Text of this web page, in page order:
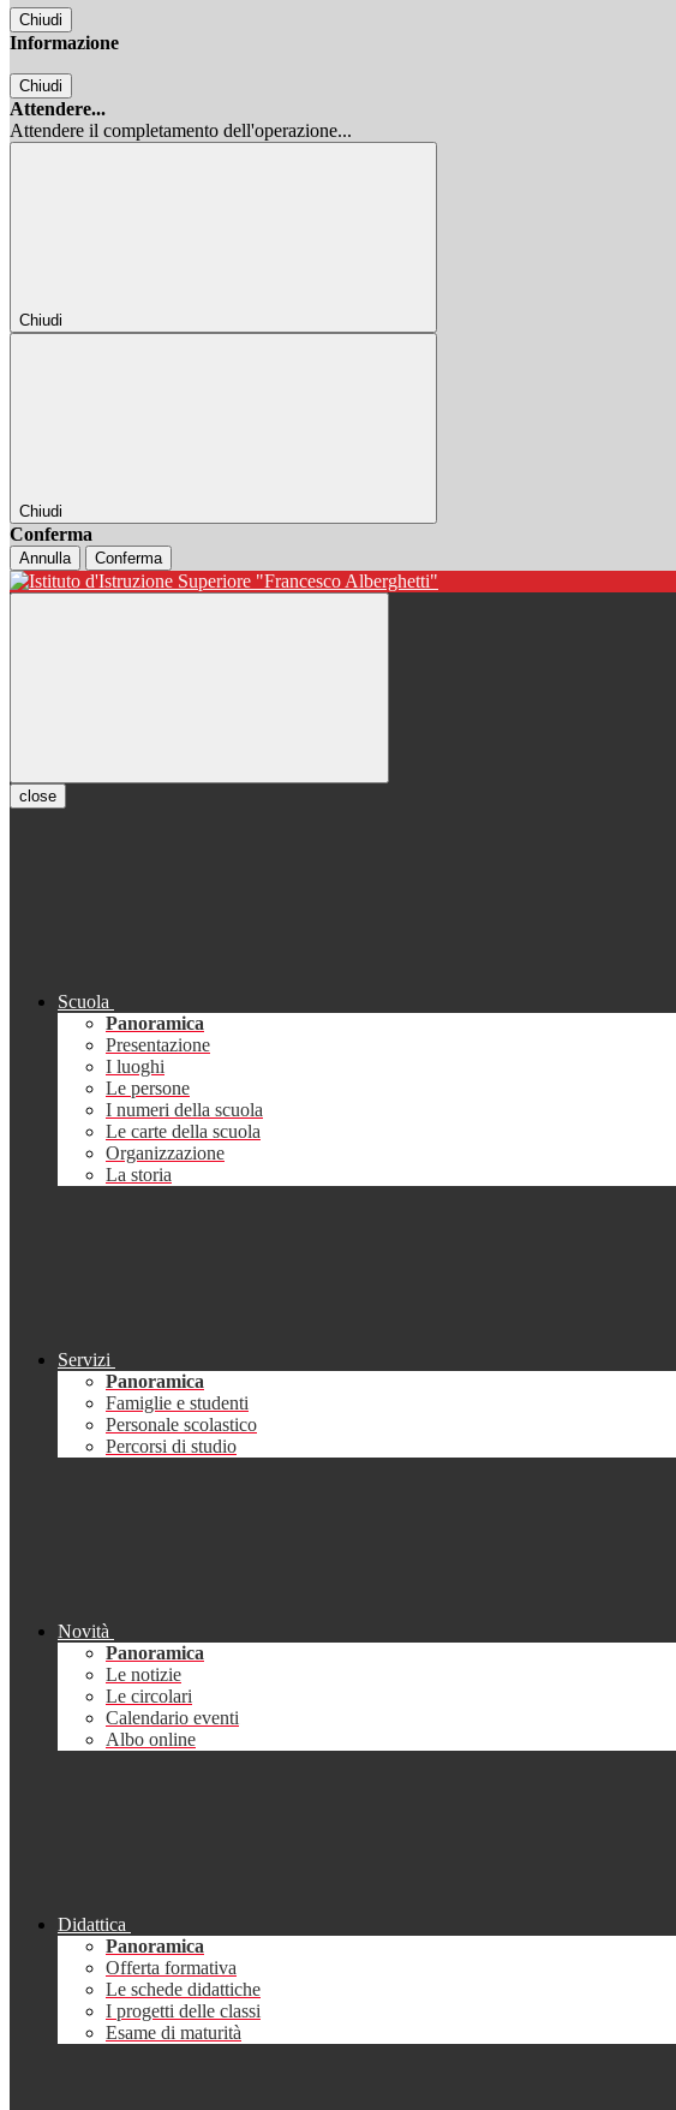
Chiudi
Informazione
Chiudi
Attendere...
Attendere il completamento dell'operazione...
Chiudi
Chiudi
Conferma
Annulla Conferma
close
Scuola
Panoramica
Presentazione
I luoghi
Le persone
I numeri della scuola
Le carte della scuola
Organizzazione
La storia
Servizi
Panoramica
Famiglie e studenti
Personale scolastico
Percorsi di studio
Novità
Panoramica
Le notizie
Le circolari
Calendario eventi
Albo online
Didattica
Panoramica
Offerta formativa
Le schede didattiche
I progetti delle classi
Esame di maturità